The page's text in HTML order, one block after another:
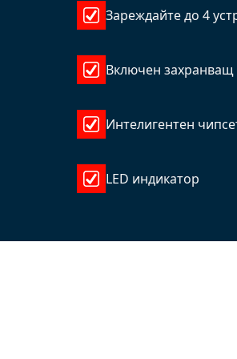
Зареждайте до 4
Включен захранващ
Интелигентен
LED индикатор